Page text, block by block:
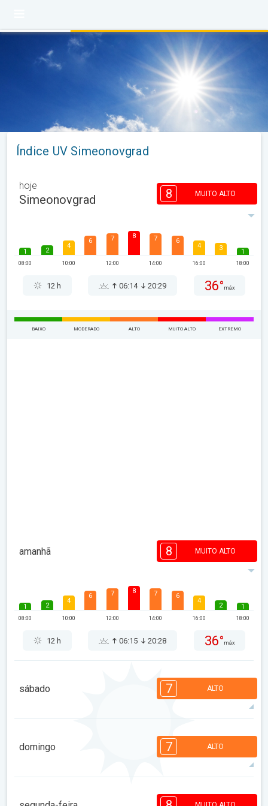
Índice UV Simeonovgrad
hoje
Simeonovgrad 8 MUITO ALTO
1
08:00
2
4
10:00
6 7
12:00
8 7
14:00
6
4
16:00
3 1
18:00
12 h 06:14 20:29 36° máx
BAIXO MODERADO ALTO MUITO ALTO EXTREMO
amanhã 8 MUITO ALTO
1
08:00
2
4
10:00
6 7
12:00
8 7
14:00
6
4
16:00
2 1
18:00
12 h 06:15 20:28 36° máx
sábado 7 ALTO
1
14:00
4 3
12 h 06:16 20:27 36°máx
domingo 7 ALTO
4